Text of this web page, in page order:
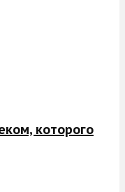
которого